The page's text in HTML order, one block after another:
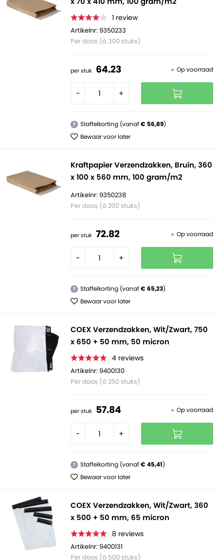
1 review
Artikelnr: 9350233
Per doos (á 300 stuks)
per stuk 64.23 Op voorraad
- +
? Staffelkorting (vanaf€ 56,89)
Bewaar voor later
Kraftpapier Verzendzakken, Bruin, 360
x 100 x 560 mm, 100 gram/m2
Artikelnr: 9350238
Per doos (á 200 stuks)
per stuk 72.82 Op voorraad
- +
? Staffelkorting (vanaf€ 65,23)
Bewaar voor later
COEX Verzendzakken, Wit/Zwart, 750
x 650 + 50 mm, 50 micron
4 reviews
Artikelnr: 9400130
Per doos (à 250 stuks)
per stuk 57.84 Op voorraad
- +
? Staffelkorting (vanaf€ 45,41)
Bewaar voor later
COEX Verzendzakken, Wit/Zwart, 360
x 500 + 50 mm, 65 micron
8 reviews
Artikelnr: 9400131
Per doos (à 500 stuks)